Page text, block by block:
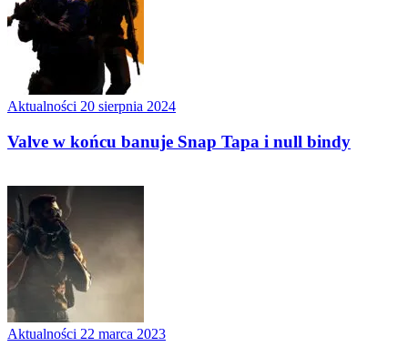
Aktualności 20 sierpnia 2024
Valve w końcu banuje Snap Tapa i null bindy
Aktualności 22 marca 2023